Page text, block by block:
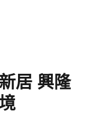
居 興隆